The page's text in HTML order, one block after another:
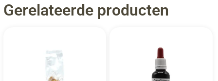
Gerelateerde producten